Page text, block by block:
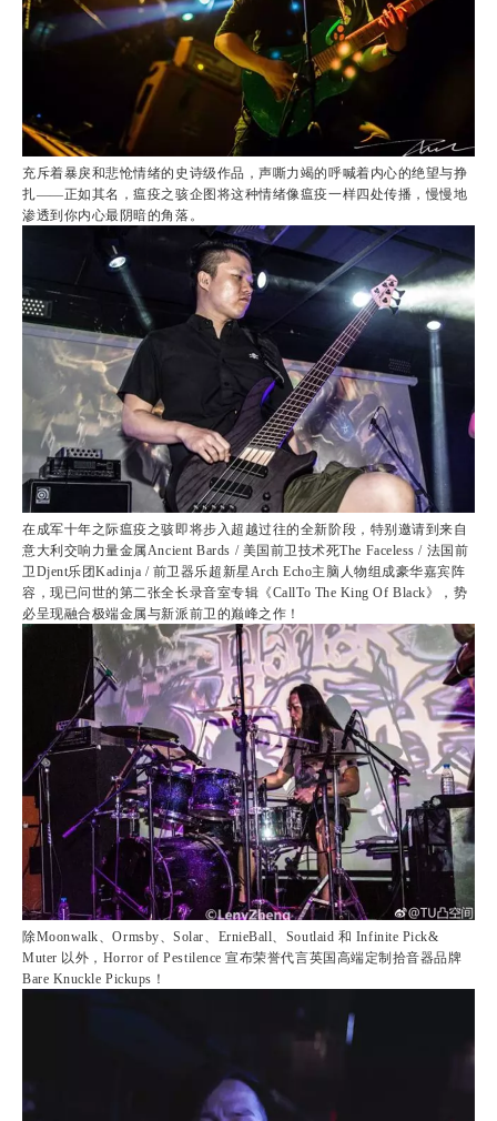
充斥着暴戾和悲怆情绪的史诗级作品，声嘶力竭的呼喊着内心的绝望与挣
扎——正如其名，瘟疫之骇企图将这种情绪像瘟疫一样四处传播，慢慢地
渗透到你内心最阴暗的角落。
在成军十年之际瘟疫之骇即将步入超越过往的全新阶段，特别邀请到来自
意大利交响力量金属Ancient Bards / 美国前卫技术死The Faceless / 法国前
卫Djent乐团Kadinja / 前卫器乐超新星Arch Echo主脑人物组成豪华嘉宾阵
容，现已问世的第二张全长录音室专辑《CallTo The King Of Black》，势
必呈现融合极端金属与新派前卫的巅峰之作！
除Moonwalk、Ormsby、Solar、ErnieBall、Soutlaid 和 Infinite Pick&
Muter 以外，Horror of Pestilence 宣布荣誉代言英国高端定制拾音器品牌
Bare Knuckle Pickups！